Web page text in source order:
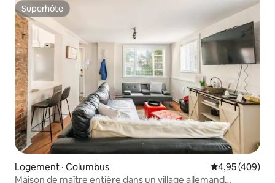
Superhôte
Superhôte
Logement · Columbus Note
4,95 (409)
Maison de maître entière dans un village allemand